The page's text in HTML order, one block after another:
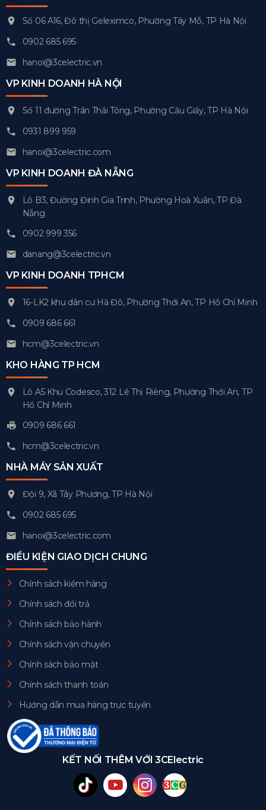
Số 06 A16, Đô thị Geleximco, Phường Tây Mỗ, TP Hà Nội
0902 685 695
hanoi@3celectric.vn
VP KINH DOANH HÀ NỘI
Số 11 đường Trần Thái Tông, Phường Cầu Giấy, TP Hà Nội
0931 899 959
hanoi@3celectric.com
VP KINH DOANH ĐÀ NẴNG
Lô B3, Đường Đinh Gia Trinh, Phường Hoà Xuân, TP Đà
Nẵng
0902 999 356
danang@3celectric.vn
VP KINH DOANH TPHCM
16-LK2 khu dân cư Hà Đô, Phường Thới An, TP Hồ Chí Minh
0909 686 661
hcm@3celectric.vn
KHO HÀNG TP HCM
Lô A5 Khu Codesco, 312 Lê Thị Riêng, Phường Thới An, TP
Hồ Chí Minh
0909 686 661
hcm@3celectric.vn
NHÀ MÁY SẢN XUẤT
Đội 9, Xã Tây Phương, TP Hà Nội
0902 685 695
hanoi@3celectric.com
ĐIỀU KIỆN GIAO DỊCH CHUNG
Chính sách kiểm hàng
Chính sách đổi trả
Chính sách bảo hành
Chính sách vận chuyển
Chính sách bảo mật
Chính sách thanh toán
Hướng dẫn mua hàng trực tuyến
KẾT NỐI THÊM VỚI 3CElectric